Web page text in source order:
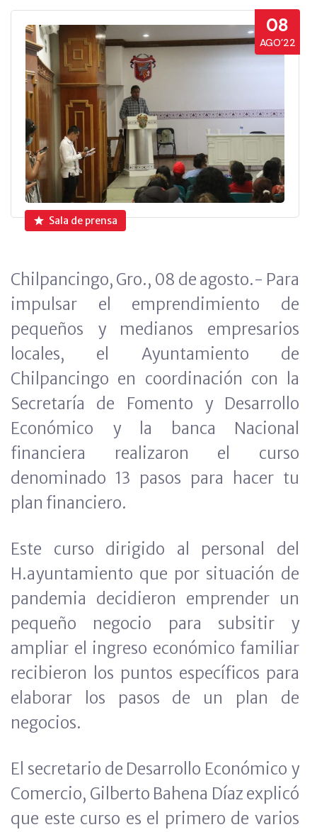
08
AGO’22
Sala de prensa
Chilpancingo, Gro., 08 de agosto.- Para
impulsar el emprendimiento de
pequeños y medianos empresarios
locales, el Ayuntamiento de
Chilpancingo en coordinación con la
Secretaría de Fomento y Desarrollo
Económico y la banca Nacional
financiera realizaron el curso
denominado 13 pasos para hacer tu
plan financiero.
Este curso dirigido al personal del
H.ayuntamiento que por situación de
pandemia decidieron emprender un
pequeño negocio para subsitir y
ampliar el ingreso económico familiar
recibieron los puntos específicos para
elaborar los pasos de un plan de
negocios.
El secretario de Desarrollo Económico y
Comercio, Gilberto Bahena Díaz explicó
que este curso es el primero de varios